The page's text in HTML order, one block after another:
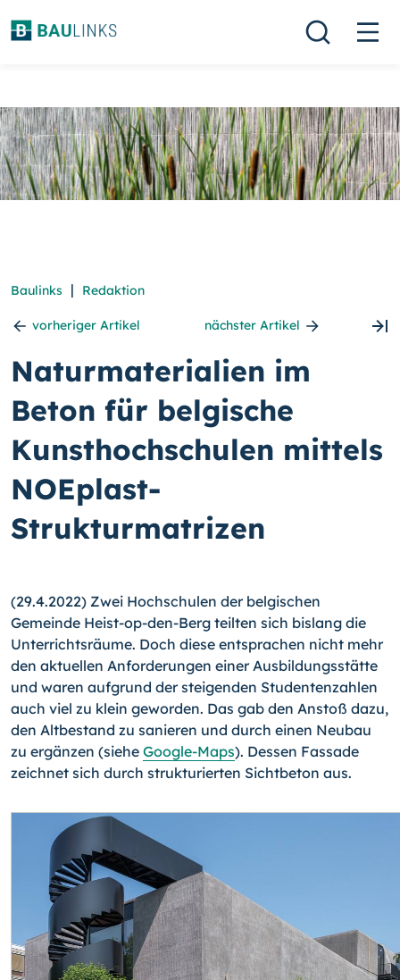
Baulinks | Redaktion
vorheriger Artikel nächster Artikel
Naturmaterialien im
Beton für belgische
Kunsthochschulen mittels
NOEplast-
Strukturmatrizen
(29.4.2022) Zwei Hochschulen der belgischen
Gemeinde Heist-op-den-Berg teilten sich bislang die
Unterrichtsräume. Doch diese entsprachen nicht mehr
den aktuellen Anforderungen einer Ausbildungsstätte
und waren aufgrund der steigenden Studentenzahlen
auch viel zu klein geworden. Das gab den Anstoß dazu,
den Altbestand zu sanieren und durch einen Neubau
zu ergänzen (siehe Google-Maps). Dessen Fassade
zeichnet sich durch strukturierten Sichtbeton aus.